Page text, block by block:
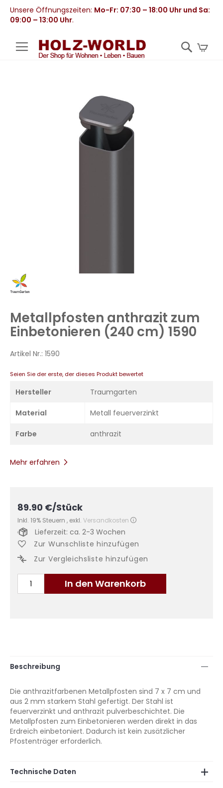
Unsere Öffnungszeiten: Mo-Fr: 07:30 – 18:00 Uhr und Sa:
09:00 – 13:00 Uhr.
Zum
Anfang
springen
Metallpfosten anthrazit zum
Einbetonieren (240 cm) 1590
Artikel Nr.: 1590
Seien Sie der erste, der dieses Produkt bewertet
Hersteller Traumgarten
Material Metall feuerverzinkt
Farbe anthrazit
Mehr erfahren
89.90 €/Stück
Inkl. 19% Steuern , exkl. Versandkosten
In den Warenkorb
Lieferzeit: ca. 2-3 Wochen
Zur Wunschliste hinzufügen
Zur Vergleichsliste hinzufügen
Beschreibung
Die anthrazitfarbenen Metallpfosten sind 7 x 7 cm und
aus 2 mm starkem Stahl gefertigt. Der Stahl ist
feuerverzinkt und anthrazit pulverbeschichtet. Die
Metallpfosten zum Einbetonieren werden direkt in das
Erdreich einbetoniert. Dadurch ist kein zusätzlicher
Pfostenträger erforderlich.
Technische Daten